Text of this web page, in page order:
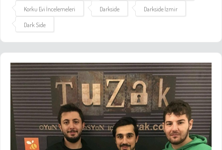
Korku Evi İncelemeleri Darkside Darkside İzmir
Dark Side